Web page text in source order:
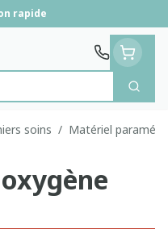
rapide
soins / Matériel